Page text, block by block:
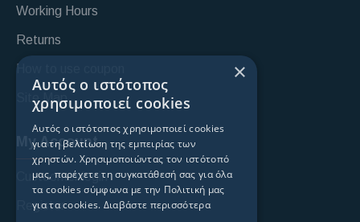
Working Hours
Returns
How to use coupon
Site Map
My Account
Custoomer login
Register
×
Αυτός ο ιστότοπος
χρησιμοποιεί cookies
Αυτός ο ιστότοπος χρησιμοποιεί cookies
για τη βελτίωση της εμπειρίας των
χρηστών. Χρησιμοποιώντας τον ιστότοπό
μας, παρέχετε τη συγκατάθεσή σας για όλα
τα cookies σύμφωνα με την Πολιτική μας
για τα cookies. Διαβάστε περισσότερα